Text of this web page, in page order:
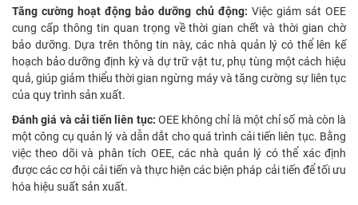
Tăng cường hoạt động bảo dưỡng chủ động: Việc giám sát OEE
cung cấp thông tin quan trọng về thời gian chết và thời gian chờ
bảo dưỡng. Dựa trên thông tin này, các nhà quản lý có thể lên kế
hoạch bảo dưỡng định kỳ và dự trữ vật tư, phụ tùng một cách hiệu
quả, giúp giảm thiểu thời gian ngừng máy và tăng cường sự liên tục
của quy trình sản xuất.
Đánh giá và cải tiến liên tục: OEE không chỉ là một chỉ số mà còn là
một công cụ quản lý và dẫn dắt cho quá trình cải tiến liên tục. Bằng
việc theo dõi và phân tích OEE, các nhà quản lý có thể xác định
được các cơ hội cải tiến và thực hiện các biện pháp cải tiến để tối ưu
hóa hiệu suất sản xuất.